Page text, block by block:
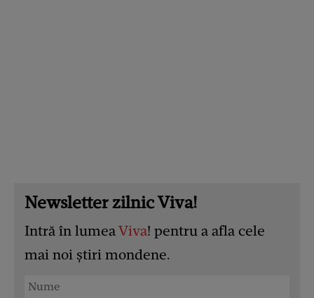
Newsletter zilnic Viva!
Intră în lumeaViva! pentru a afla cele
mai noi știri mondene.